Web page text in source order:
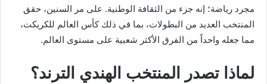
مجرد رياضة؛ إنه جزء من الثقافة الوطنية. على مر السنين، حقق
المنتخب العديد من البطولات، بما في ذلك كأس العالم للكريكت،
مما جعله واحداً من الفرق الأكثر شعبية على مستوى العالم.
لماذا تصدر المنتخب الهندي الترند؟